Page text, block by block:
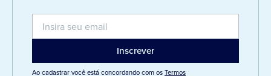
Ao cadastrar você está concordando com osTermos